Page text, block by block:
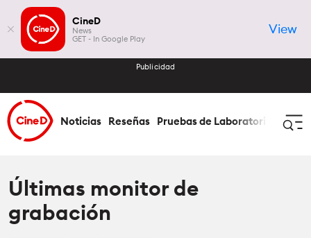
CineD
News
GET - In Google Play
View
Publicidad
Noticias Reseñas Pruebas de Laboratorio
Iniciar Sesión
Noticias
Últimas monitor de
grabación